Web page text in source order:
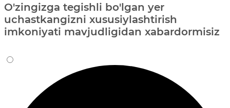
O'zingizga tegishli bo'lgan yer
uchastkangizni xususiylashtirish
imkoniyati mavjudligidan xabardormisiz